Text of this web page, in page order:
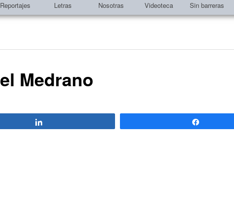
Reportajes Letras Nosotras Videoteca Sin barreras
Medrano